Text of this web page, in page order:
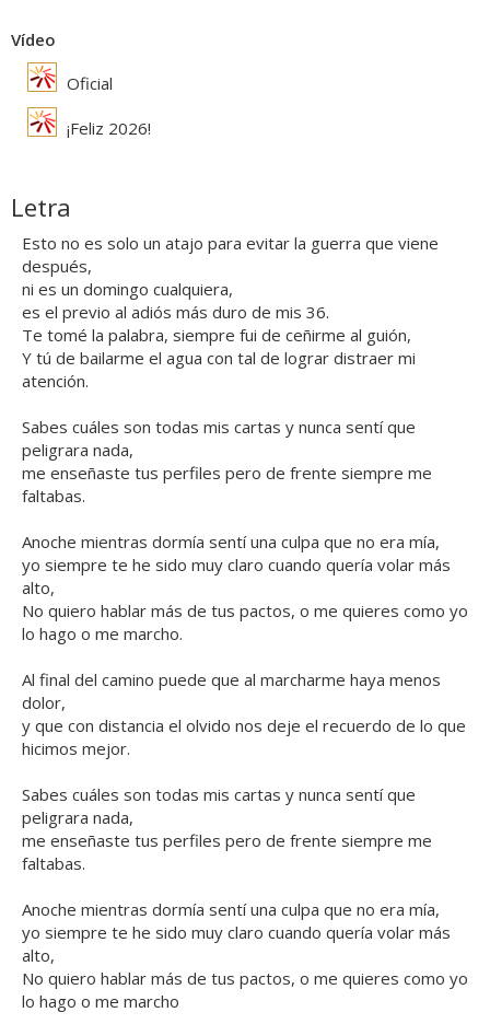
Vídeo
Oficial
¡Feliz 2026!
Letra
Esto no es solo un atajo para evitar la guerra que viene
después,
ni es un domingo cualquiera,
es el previo al adiós más duro de mis 36.
Te tomé la palabra, siempre fui de ceñirme al guión,
Y tú de bailarme el agua con tal de lograr distraer mi
atención.
Sabes cuáles son todas mis cartas y nunca sentí que
peligrara nada,
me enseñaste tus perfiles pero de frente siempre me
faltabas.
Anoche mientras dormía sentí una culpa que no era mía,
yo siempre te he sido muy claro cuando quería volar más
alto,
No quiero hablar más de tus pactos, o me quieres como yo
lo hago o me marcho.
Al final del camino puede que al marcharme haya menos
dolor,
y que con distancia el olvido nos deje el recuerdo de lo que
hicimos mejor.
Sabes cuáles son todas mis cartas y nunca sentí que
peligrara nada,
me enseñaste tus perfiles pero de frente siempre me
faltabas.
Anoche mientras dormía sentí una culpa que no era mía,
yo siempre te he sido muy claro cuando quería volar más
alto,
No quiero hablar más de tus pactos, o me quieres como yo
lo hago o me marcho